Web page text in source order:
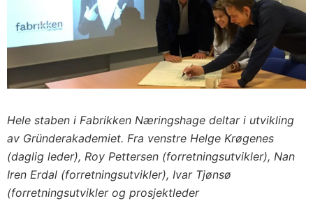
Hele staben i Fabrikken Næringshage deltar i utvikling
av Gründerakademiet. Fra venstre Helge Krøgenes
(daglig leder), Roy Pettersen (forretningsutvikler), Nan
Iren Erdal (forretningsutvikler), Ivar Tjønsø
(forretningsutvikler og prosjektleder